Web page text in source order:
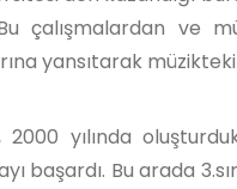
çalışmalardan ve
yansıtarak
2000 yılında
başardı. Bu arada